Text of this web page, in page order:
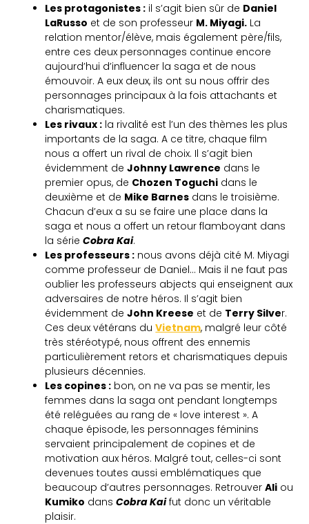
Les protagonistes : il s’agit bien sûr de Daniel
LaRusso et de son professeur M. Miyagi. La
relation mentor/élève, mais également père/fils,
entre ces deux personnages continue encore
aujourd’hui d’influencer la saga et de nous
émouvoir. A eux deux, ils ont su nous offrir des
personnages principaux à la fois attachants et
charismatiques.
Les rivaux : la rivalité est l’un des thèmes les plus
importants de la saga. A ce titre, chaque film
nous a offert un rival de choix. Il s’agit bien
évidemment deJohnny Lawrence dans le
premier opus, de Chozen Toguchi dans le
deuxième et de Mike Barnes dans le troisième.
Chacun d’eux a su se faire une place dans la
saga et nous a offert un retour flamboyant dans
la sérieCobra Kai.
Les professeurs : nous avons déjà cité M. Miyagi
comme professeur de Daniel… Mais il ne faut pas
oublier les professeurs abjects qui enseignent aux
adversaires de notre héros. Il s’agit bien
évidemment deJohn Kreese et de Terry Silver.
Ces deux vétérans duVietnam, malgré leur côté
très stéréotypé, nous offrent des ennemis
particulièrement retors et charismatiques depuis
plusieurs décennies.
Les copines : bon, on ne va pas se mentir, les
femmes dans la saga ont pendant longtemps
été reléguées au rang de « love interest ». A
chaque épisode, les personnages féminins
servaient principalement de copines et de
motivation aux héros. Malgré tout, celles-ci sont
devenues toutes aussi emblématiques que
beaucoup d’autres personnages. RetrouverAli ou
Kumiko dansCobra Kaifut donc un véritable
plaisir.